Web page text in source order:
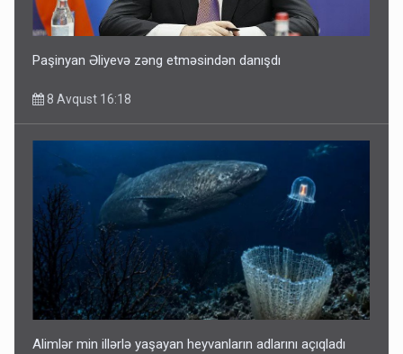
Paşinyan Əliyevə zəng etməsindən danışdı
8 Avqust 16:18
Alimlər min illərlə yaşayan heyvanların adlarını açıqladı